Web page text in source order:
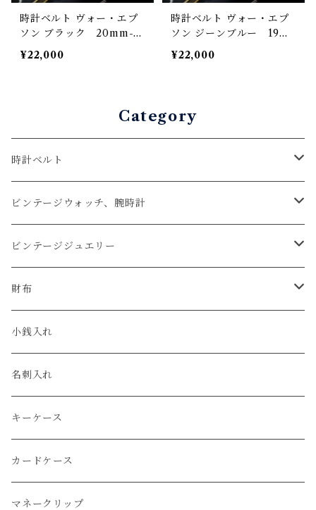
時計ベルト ヴォー・エプ
ソン ブラック 20mm-16
mm 【スタンダード】フ
ルフラット型 腕時計バン
¥22,000
時計ベルト ヴォー・エプ
ソン ジーンブルー 19m
m-16mm 【スタンダー
ド】フルフラット型 腕時
¥22,000
Category
時計ベルト
アップルウォッチベルト
コードバン
クロコダイル
エコレザー
エレファント
アリゲーター
リザード
ガルーシャ（エイ）
ビンテージウォッチ、腕時計
オメガ / OMEGA
ユリスナルダン / ULYSSE NARDIN
セイコー / SEIKO
ルミノックス / LUMINOX
エルメス / HERMES
ビンテージジュエリー
カルティエ / Cartier
財布
コンパクト
長財布
小銭入れ
名刺入れ
キーケース
カードケース
マネークリップ